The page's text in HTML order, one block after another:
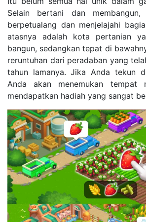
Selain bertani dan
berpetualang dan menjelajahi
atasnya adalah kota pertanian
bangun, sedangkan tepat di
reruntuhan dari peradaban yang
tahun lamanya. Jika Anda tekun
Anda akan menemukan tempat
mendapatkan hadiah yang sangat